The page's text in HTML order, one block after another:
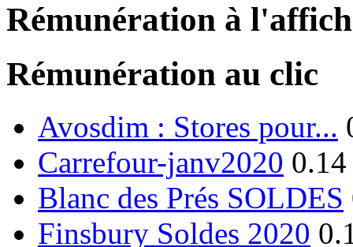
Rémunération à
Rémunération au clic
Avosdim : Stores pour...
Carrefour-janv2020
Blanc des Prés SOLDES
Finsbury Soldes 2020